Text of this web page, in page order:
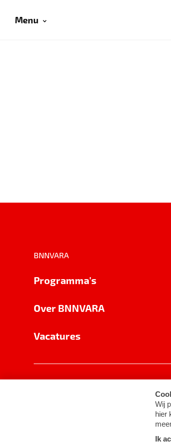
Menu
BNNVARA
Programma's
Over BNNVARA
Vacatures
Cookie-instellingen